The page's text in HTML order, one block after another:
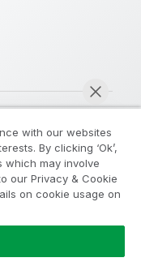
AB.無断複写・
with our websites
By clicking ‘Ok’,
which may involve
our Privacy & Cookie
on cookie usage on